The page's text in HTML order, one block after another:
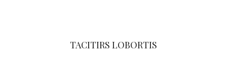
TACITIRS LOBORTIS